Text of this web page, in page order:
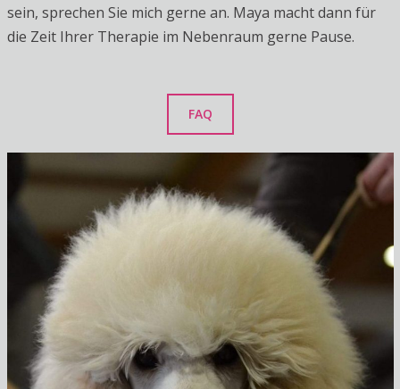
sein, sprechen Sie mich gerne an. Maya macht dann für
die Zeit Ihrer Therapie im Nebenraum gerne Pause.
FAQ